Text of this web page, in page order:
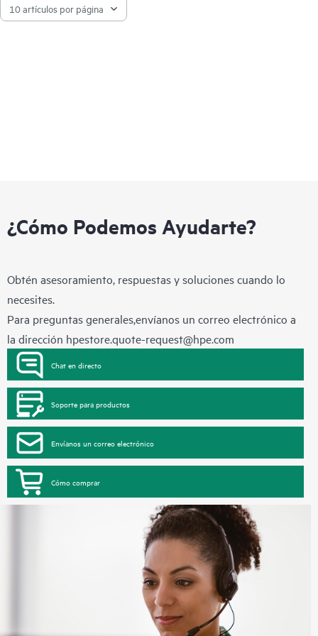
¿Cómo Podemos Ayudarte?
Obtén asesoramiento, respuestas y soluciones cuando lo
necesites.
Para preguntas generales,envíanos un correo electrónico a
la dirección hpestore.quote-request@hpe.com
Chat en directo
Soporte para productos
Envíanos un correo electrónico
Cómo comprar